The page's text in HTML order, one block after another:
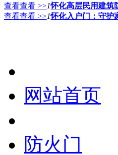
查看查看 >>1怀化高层民用建筑
查看查看 >>1怀化入户门：守护
网站首页
防火门